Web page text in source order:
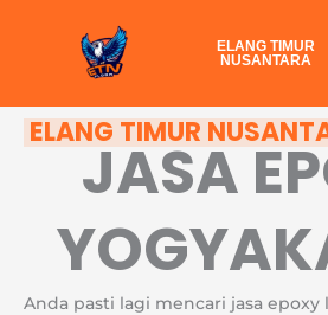
ELANG TIMUR
NUSANTARA
ELANG TIMUR
JASA
Anda pasti lagi mencari jasa epoxy